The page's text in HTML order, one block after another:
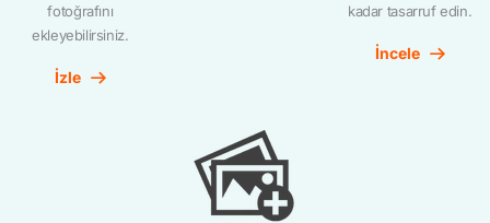
fotoğrafını
ekleyebilirsiniz.
İzle
kadar tasarruf edin.
İncele